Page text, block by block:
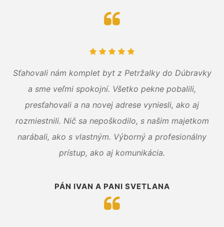
Sťahovali nám komplet byt z Petržalky do Dúbravky
a sme veľmi spokojní. Všetko pekne pobalili,
presťahovali a na novej adrese vyniesli, ako aj
rozmiestnili. Nič sa nepoškodilo, s našim majetkom
narábali, ako s vlastným. Výborný a profesionálny
prístup, ako aj komunikácia.
PÁN IVAN A PANI SVETLANA